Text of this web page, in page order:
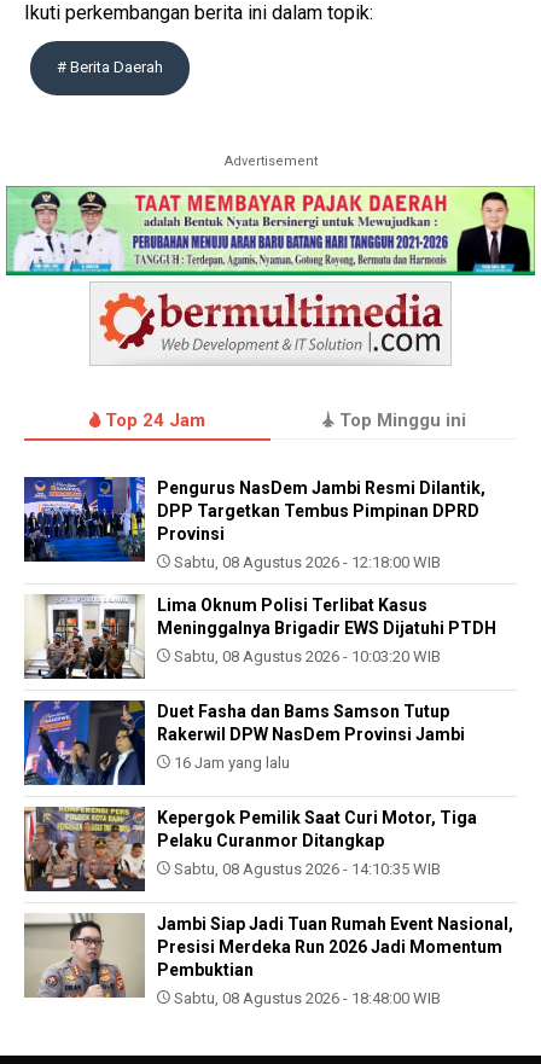
Ikuti perkembangan berita ini dalam topik:
# Berita Daerah
Advertisement
Top 24 Jam Top Minggu ini
Pengurus NasDem Jambi Resmi Dilantik,
DPP Targetkan Tembus Pimpinan DPRD
Provinsi
Sabtu, 08 Agustus 2026 - 12:18:00 WIB
Lima Oknum Polisi Terlibat Kasus
Meninggalnya Brigadir EWS Dijatuhi PTDH
Sabtu, 08 Agustus 2026 - 10:03:20 WIB
Duet Fasha dan Bams Samson Tutup
Rakerwil DPW NasDem Provinsi Jambi
16 Jam yang lalu
Kepergok Pemilik Saat Curi Motor, Tiga
Pelaku Curanmor Ditangkap
Sabtu, 08 Agustus 2026 - 14:10:35 WIB
Jambi Siap Jadi Tuan Rumah Event Nasional,
Presisi Merdeka Run 2026 Jadi Momentum
Pembuktian
Sabtu, 08 Agustus 2026 - 18:48:00 WIB